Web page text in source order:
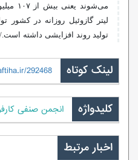
تولید روند افزایشی داشته است./
لینک کوتاه 292468
کلیدواژه انجمن صنفی
اخبار مرتبط